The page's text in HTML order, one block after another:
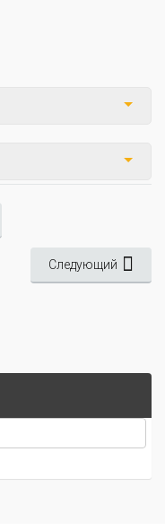
Следующий